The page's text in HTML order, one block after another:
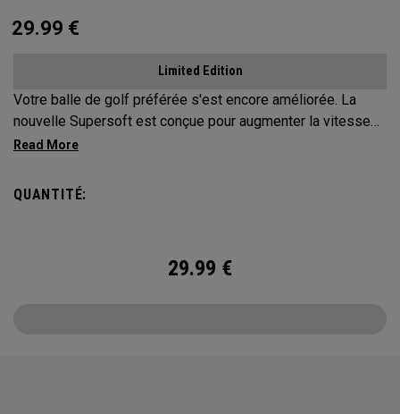
29.99 €
Limited Edition
Votre balle de golf préférée s'est encore améliorée. La
nouvelle Supersoft est conçue pour augmenter la vitesse
de la balle avec une sensation de douceur, un contrôle et un
le revêtement, le noyau et la construction pour faire de la
Supersoft la meilleure balle que vous ayez jamais jouée.
QUANTITÉ:
29.99 €